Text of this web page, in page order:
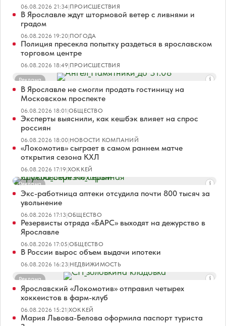
06.08.2026 21:34|ПРОИСШЕСТВИЯ
В Ярославле ждут штормовой ветер с ливнями и
градом
06.08.2026 19:20|ПОГОДА
Полиция пресекла попытку раздеться в ярославском
торговом центре
06.08.2026 18:49|ПРОИСШЕСТВИЯ
Реклама
В Ярославле не смогли продать гостиницу на
Московском проспекте
06.08.2026 18:01|ОБЩЕСТВО
Эксперты выяснили, как кешбэк влияет на спрос
россиян
06.08.2026 18:00|НОВОСТИ КОМПАНИЙ
«Локомотив» сыграет в самом раннем матче
открытия сезона КХЛ
06.08.2026 17:19|ХОККЕЙ
Реклама
Экс-работница аптеки отсудила почти 800 тысяч за
увольнение
06.08.2026 17:13|ОБЩЕСТВО
Резервисты отряда «БАРС» выходят на дежурство в
Ярославле
06.08.2026 17:05|ОБЩЕСТВО
В России вырос объем выдачи ипотеки
06.08.2026 16:23|НЕДВИЖИМОСТЬ
Реклама
Ярославский «Локомотив» отправил четырех
хоккеистов в фарм-клуб
06.08.2026 15:21|ХОККЕЙ
Мария Львова-Белова оформила паспорт туриста